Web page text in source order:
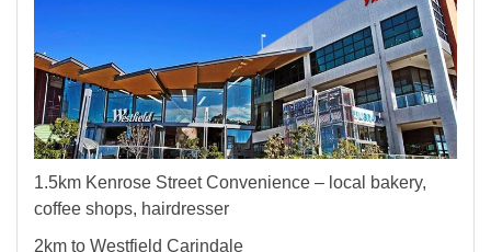
1.5km Kenrose Street Convenience – local bakery,
coffee shops, hairdresser
2km to Westfield Carindale